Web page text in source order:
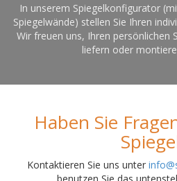
In unserem Spiegelkonfigurator
Spiegelwände) stellen Sie Ihren
Wir freuen uns, Ihren persönlichen
liefern oder
Haben Sie
Kontaktieren Sie uns unter
benutzen Sie das